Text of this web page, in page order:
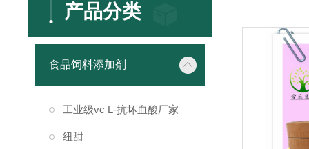
产品分类
食品饲料添加剂
工业级vc L-抗坏血酸厂家
纽甜